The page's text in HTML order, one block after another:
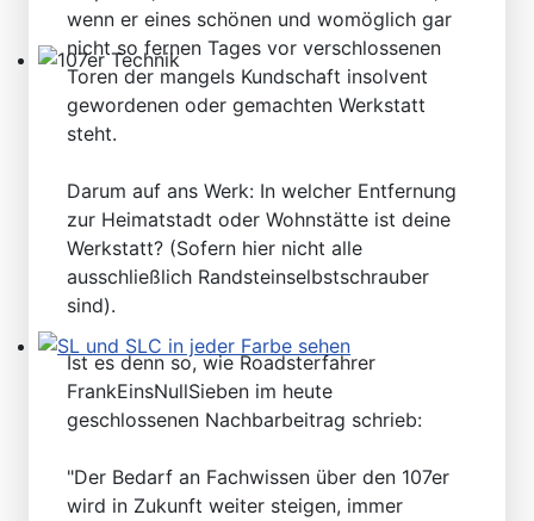
107er Technik
SL und SLC in jeder Farbe sehen
wenn er eines schönen und womöglich gar
nicht so fernen Tages vor verschlossenen
Toren der mangels Kundschaft insolvent
gewordenen oder gemachten Werkstatt
steht.
Darum auf ans Werk: In welcher Entfernung
zur Heimatstadt oder Wohnstätte ist deine
Werkstatt? (Sofern hier nicht alle
ausschließlich Randsteinselbstschrauber
sind).
Ist es denn so, wie Roadsterfahrer
FrankEinsNullSieben im heute
geschlossenen Nachbarbeitrag schrieb:
"Der Bedarf an Fachwissen über den 107er
wird in Zukunft weiter steigen, immer